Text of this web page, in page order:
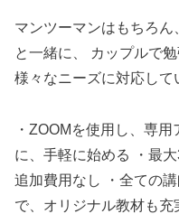
マンツーマンはもちろ
と一緒に、 カップルで
様々なニーズに対応して
・ZOOMを使用し、専
に、手軽に始める ・最
追加費用なし ・全ての
で、オリジナル教材も充